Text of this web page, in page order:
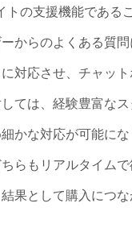
トの支援機能である
からのよくある質
対応させ、チャッ
ては、経験豊富な
かな対応が可能に
らもリアルタイム
果として購入につ